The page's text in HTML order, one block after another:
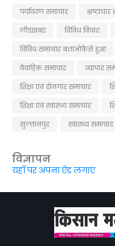
पर्यावरण समाचार
लीडखबर
विविध विचार
विविध समाचार बताओकैसे हुआ
वैवाहिक समाचार
व्यापार
शिक्षा एवं रोजगार समाचार
शिक्षा एवं स्वास्थ्य समाचार
सुल्तानपुर
स्वास्थ्य समाचार
विज्ञापन
यहाँ पर अपना ऐड लगाएं